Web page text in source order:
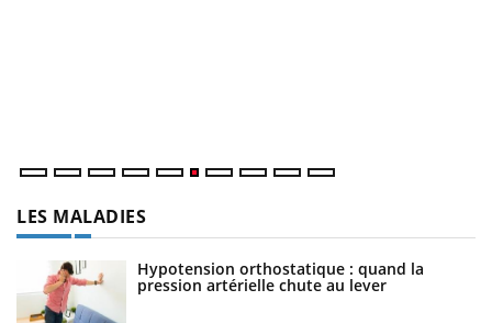
LES MALADIES
Hypotension orthostatique : quand la
pression artérielle chute au lever